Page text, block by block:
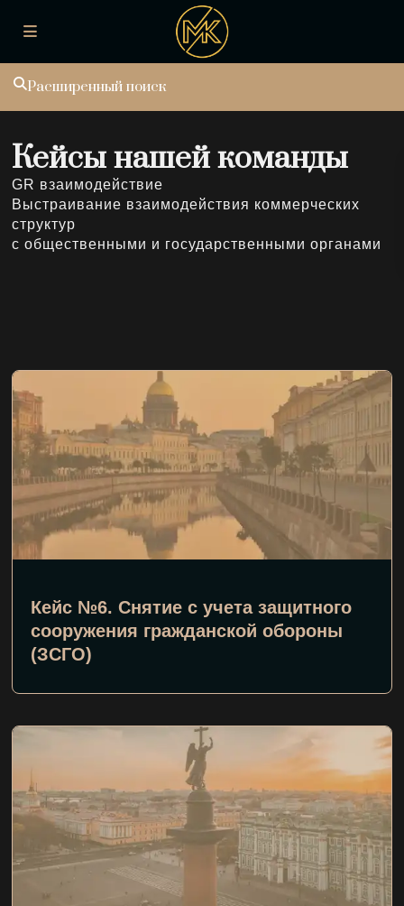
Расширенный поиск
Кейсы нашей команды
GR взаимодействие
Выстраивание взаимодействия коммерческих
структур
с общественными и государственными органами
Кейс №6. Снятие с учета защитного
сооружения гражданской обороны
(ЗСГО)